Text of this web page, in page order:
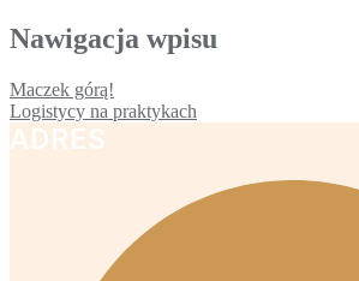
Nawigacja wpisu
Maczek górą!
Logistycy na praktykach
ADRES